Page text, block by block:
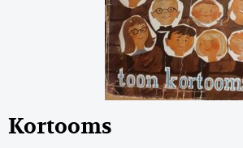
Kortooms